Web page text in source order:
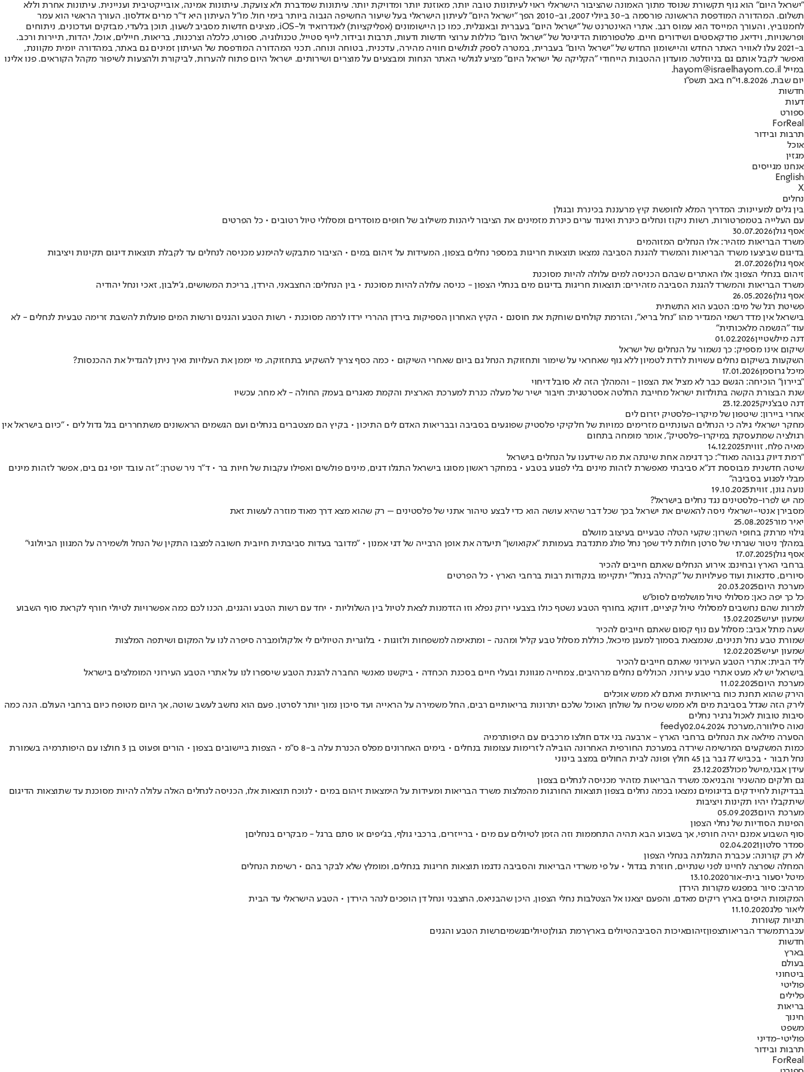
"ישראל היום" הוא גוף תקשורת שנוסד מתוך האמונה שהציבור הישראלי ראוי לעיתונות טובה יותר, מאוזנת יותר ומדויקת יותר. עיתונות שמדברת ולא צועקת. עיתונות אמינה, אובייקטיבית ועניינית. עיתונות אחרת וללא
תשלום. המהדורה המודפסת הראשונה פורסמה ב-30 ביולי 2007, וב-2010 הפך "ישראל היום" לעיתון הישראלי בעל שיעור החשיפה הגבוה ביותר בימי חול. מו"ל העיתון היא ד"ר מרים אדלסון. העורך הראשי הוא עמר
לחמנוביץ, והעורך המייסד הוא עמוס רגב. אתרי האינטרנט של "ישראל היום" בעברית ובאנגלית, כמו כן היישומונים (אפליקציות) לאנדרואיד ול-iOS, מציגים חדשות מסביב לשעון, תוכן בלעדי, מבזקים ועדכונים, ניתוחים
ופרשנויות, וידיאו, פודקאסטים ושידורים חיים. פלטפורמות הדיגיטל של "ישראל היום" כוללות ערוצי חדשות ודעות, תרבות ובידור, לייף סטייל, טכנולוגיה, ספורט, כלכלה וצרכנות, בריאות, חיילים, אוכל, יהדות, תיירות ורכב.
ב-2021 עלו לאוויר האתר החדש והיישומון החדש של "ישראל היום" בעברית, במטרה לספק לגולשים חוויה מהירה, עדכנית, בטוחה ונוחה. תכני המהדורה המודפסת של העיתון זמינים גם באתר, במהדורה יומית מקוונת,
ואפשר לקבל אותם גם בניוזלטר. מועדון ההטבות הייחודי "הקליקה של ישראל היום" מציע לגולשי האתר הנחות ומבצעים על מוצרים ושירותים. ישראל היום פתוח להערות, לביקורת ולהצעות לשיפור מקהל הקוראים. פנו אלינו
במייל hayom@israelhayom.co.il.
יום שבת, 1.8.2026
י"ח באב תשפ"ו
חדשות
דעות
ספורט
ForReal
תרבות ובידור
אוכל
מגזין
אנחנו מגייסים
English
X
נחלים
בין גלים למעיינות: המדריך המלא לחופשת קיץ מרעננת בכינרת ובגולן
עם העלייה בטמפרטורות, רשות ניקוז ונחלים כינרת ואיגוד ערים כינרת מזמינים את הציבור ליהנות משילוב של חופים מוסדרים ומסלולי טיול רטובים • כל הפרטים
אסף גולן30.07.2026
משרד הבריאות מזהיר: אלו הנחלים המזוהמים
בדיגום שביצעו משרד הבריאות והמשרד להגנת הסביבה נמצאו תוצאות חריגות במספר נחלים בצפון, המעידות על זיהום במים • הציבור מתבקש להימנע מכניסה לנחלים עד לקבלת תוצאות דיגום תקינות ויציבות
אסף גולן21.07.2026
זיהום בנחלי הצפון: אלו האתרים שבהם הכניסה למים עלולה להיות מסוכנת
משרד הבריאות והמשרד להגנת הסביבה מזהירים: תוצאות חריגות בדיגום מים בנחלי הצפון - כניסה עלולה להיות מסוכנת • בין הנחלים: החצבאני, הירדן, בריכת המשושים, ג'ילבון, זאכי ונחל יהודיה
אסף גולן26.05.2026
פשיטת רגל של מים: הטבע הוא התשתית
בישראל אין מדד רשמי המגדיר מהו "נחל בריא", והזרמת קולחים שוחקת את חוסנם • הקיץ האחרון הספיקות בירדן ההררי ירדו לרמה מסוכנת • רשות הטבע והגנים ורשות המים פועלות להשבת זרימה טבעית לנחלים - לא
עוד "הנשמה מלאכותית"
דנה מילשטיין01.02.2026
שיקום אינו מספיק: כך נשמור על הנחלים של ישראל
השקעות בשיקום נחלים עשויות לרדת לטמיון ללא גוף שאחראי על שימור ותחזוקת הנחל גם ביום שאחרי השיקום • כמה כסף צריך להשקיע בתחזוקה, מי יממן את העלויות ואיך ניתן להגדיל את ההכנסות?
מיכל גרוסמן17.01.2026
"ביירון" הוכיחה: הגשם כבר לא מציל את הצפון - והמהלך הזה לא סובל דיחוי
שנת הבצורת הקשה בתולדות ישראל מחייבת החלטה אסטרטגית: חיבור ישיר של מעלה כנרת למערכת הארצית והקמת מאגרים בעמק החולה - לא מחר, עכשיו
דנה טבצ'ניק23.12.2025
אחרי ביירון: שיטפון של מיקרו-פלסטיק יזרום לים
מחקר ישראלי גילה כי הנחלים העונתיים מזרימים כמויות של חלקיקי פלסטיק שפוגעים בסביבה ובבריאות האדם לים התיכון • בקיץ הם מצטברים בנחלים ועם הגשמים הראשונים משתחררים בגל גדול לים • "כיום בישראל אין
רגולציה שמתעסקת במיקרו-פלסטיק", אומר מומחה בתחום
מאיה פלח, זווית14.12.2025
"רמת דיוק גבוהה מאוד": כך דגימה אחת שינתה את מה שידענו על הנחלים בישראל
שיטה חדשנית מבוססת דנ"א סביבתי מאפשרת לזהות מינים בלי לפגוע בטבע • במחקר ראשון מסוגו בישראל התגלו דגים, מינים פולשים ואפילו עקבות של חיות בר • ד"ר ניר שטרן: "זה עובד יופי גם בים, אפשר לזהות מינים
מבלי לפגוע בסביבה"
נועה גונן, זווית19.10.2025
מה יש לפרו-פלסטינים נגד נחלים בישראל?
מסבירן אנטי-ישראלי ניסה להאשים את ישראל בכך שכל דבר שהיא עושה הוא כדי לבצע טיהור אתני של פלסטינים – רק שהוא מצא דרך מאוד מוזרה לעשות זאת
יאיר מור25.08.2025
גילוי מרתק בחופי השרון: שקעי הטלה טבעיים בעיצוב מושלם
במהלך ניטור שגרתי של סרטן חולות ליד שפך נחל פולג מתנדבת בעמותת "אקואושן" תיעדה את אופן הרבייה של דגי אמנון • "מדובר בעדות סביבתית חיובית חשובה למצבו התקין של הנחל ולשמירה על המגוון הביולוגי"
אסף גולן17.07.2025
ברחבי הארץ ובחינם: אירוע הנחלים שאתם חייבים להכיר
סיורים, סדנאות ועוד פעילויות של "קהילה בנחל" יתקיימו בנקודות רבות ברחבי הארץ • כל הפרטים
מערכת היום20.03.2025
כל כך יפה כאן: מסלולי טיול מושלמים לסופ״ש
למרות שהם נחשבים למסלולי טיול קיציים, דווקא בחורף הטבע נשטף כולו בצבעי ירוק נפלא וזו הזדמנות לצאת לטיול בין השלוליות • יחד עם רשות הטבע והגנים, הכנו לכם כמה אפשרויות לטיולי חורף לקראת סוף השבוע
שמעון יעיש13.02.2025
שעה מתל אביב: מסלול עם נוף קסום שאתם חייבים להכיר
שמורת טבע נחל תנינים, שנמצאת בסמוך למעגן מיכאל, כוללת מסלול טבע קליל ומהנה - ומתאימה למשפחות ולזוגות • בלוגרית הטיולים לי אלקולומברה סיפרה לנו על המקום ושיתפה המלצות
שמעון יעיש12.02.2025
ליד הבית: אתרי הטבע העירוני שאתם חייבים להכיר
בישראל יש לא מעט אתרי טבע עירוני, הכוללים נחלים מרהיבים, צמחייה מגוונת ובעלי חיים בסכנת הכחדה • ביקשנו מאנשי החברה להגנת הטבע שיספרו לנו על אתרי הטבע העירוני המומלצים בישראל
מערכת היום11.02.2025
הירק שהוא תחנת כוח בריאותית ואתם לא ממש אוכלים
לירק הזה שגדל בסביבת מים ולא ממש שכיח על שולחן האוכל שלכם יתרונות בריאותיים רבים, החל משמירה על הראייה ועד סיכון נמוך יותר לסרטן. פעם הוא נחשב לעשב שוטה, אך היום מטופח כיום ברחבי העולם. הנה כמה
סיבות טובות לאכול גרגיר נחלים
נאוה סילוורה,מערכת feedy 02.04.2024
הסערה מילאה את הנחלים ברחבי הארץ - ארבעה בני אדם חולצו מרכבים עם היפותרמיה
כמות המשקעים המרשימה שירדה במערכת החורפית האחרונה הובילה לזרימות עצומות בנחלים • בימים האחרונים מפלס הכנרת עלה ב-8 ס"מ • הצפות ביישובים בצפון • הורים ופעוט בן 3 חולצו עם היפותרמיה בשמורת
נחל תבור • בכביש 77 גבר בן 45 חולץ ופונה לבית החולים במצב בינוני
עידן אבני,מישל מכול23.12.2023
גם חלקים מהשניר והבניאס: משרד הבריאות מזהיר מכניסה לנחלים בצפון
בבדיקות לחיידקים בדיגומים נמצאו בכמה נחלים בצפון תוצאות החורגות מהמלצות משרד הבריאות ומעידות על הימצאות זיהום במים • לנוכח תוצאות אלו, הכניסה לנחלים האלה עלולה להיות מסוכנת עד שתוצאות הדיגום
שיתקבלו יהיו תקינות ויציבות
מערכת היום05.09.2023
הפינות הסודיות של נחלי הצפון
סוף השבוע אמנם יהיה חורפי, אך בשבוע הבא תהיה התחממות וזה הזמן לטיולים עם מים • ברייזרים, ברכבי גולף, בג'יפים או סתם ברגל - מבקרים בנחליםן
סמדר סלטון02.04.2021
לא רק קורונה: עכברת התגלתה בנחלי הצפון
המחלה שפרצה לחיינו לפני שנתיים, חוזרת בגדול • על פי משרדי הבריאות והסביבה נדגמו תוצאות חריגות בנחלים, ומומלץ שלא לבקר בהם • רשימת הנחלים
מיטל יסעור בית-אור13.10.2020
מרהיב: סיור במפגש מקורות הירדן
המקומות היפים בארץ ריקים מאדם, והפעם יצאנו אל הצטלבות נחלי הצפון, היכן שהבניאס, החצבני ונחל דן הופכים לנהר הירדן • הטבע הישראלי עד הבית
ליאור פלג11.10.2020
תגיות קשורות
עכברתמשרד הבריאותצפוןזיהוםאיכות הסביבהטיולים בארץרמת הגולןטיוליםגשמיםרשות הטבע והגנים
חדשות
בארץ
בעולם
ביטחוני
פוליטי
פלילים
בריאות
חינוך
משפט
פוליטי-מדיני
תרבות ובידור
ForReal